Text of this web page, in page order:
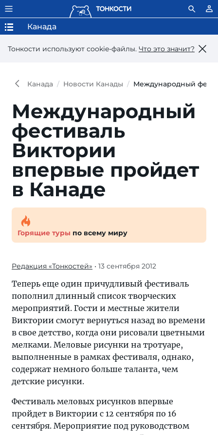
Тонкости используют сookie-файлы. Что это значит?
Канада
Канада Новости Канады Международный
Международный
фестиваль
Виктории
впервые пройдет
в Канаде
Горящие туры по всему миру
Редакция «Тонкостей» • 13 сентября 2012
Теперь еще один причудливый фестиваль
пополнил длинный список творческих
мероприятий. Гости и местные жители
Виктории смогут вернуться назад во времени
в свое детство, когда они рисовали цветными
мелками. Меловые рисунки на тротуаре,
выполненные в рамках фестиваля, однако,
содержат немного больше таланта, чем
детские рисунки.
Фестиваль меловых рисунков впервые
пройдет в Виктории с 12 сентября по 16
сентября. Мероприятие под руководством